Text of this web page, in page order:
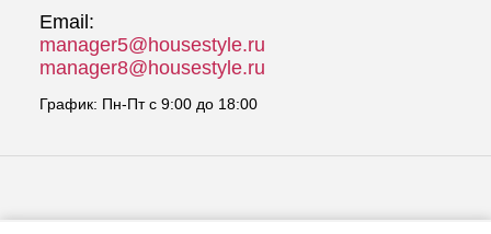
Email:
manager5@housestyle.ru
manager8@housestyle.ru
График: Пн-Пт с 9:00 до 18:00